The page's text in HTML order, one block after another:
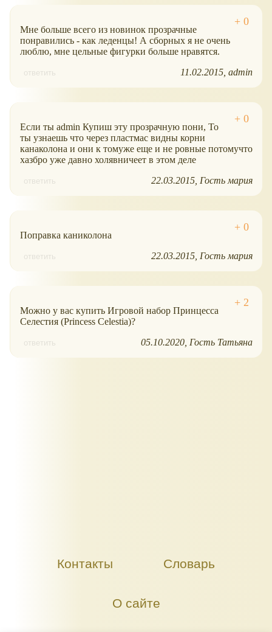
Мне больше всего из новинок прозрачные
понравились - как леденцы! А сборных я не очень
люблю, мне цельные фигурки больше нравятся.
ответить 11.02.2015 admin
Если ты admin Купиш эту прозрачную пони, То
ты узнаешь что через пластмас видны корни
канаколона и они к томуже еще и не ровные потомучто
хазбро уже давно холявничеет в этом деле
ответить 22.03.2015 Гость мария
Поправка каниколона
ответить 22.03.2015 Гость мария
Можно у вас купить Игровой набор Принцесса
Селестия (Princess Celestia)?
ответить 05.10.2020 Гость Татьяна
Контакты Словарь
О сайте